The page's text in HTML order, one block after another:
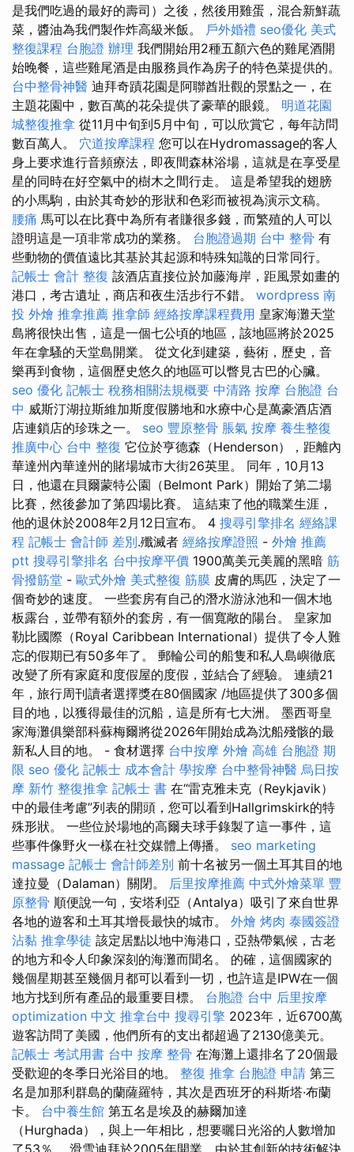
是我們吃過的最好的壽司）之後，然後用雞蛋，混合新鮮蔬
菜，醬油為我們製作炸高級米飯。 戶外婚禮 seo優化 美式
整復課程 台胞證 辦理 我們開始用2種五顏六色的雞尾酒開
始晚餐，這些雞尾酒是由服務員作為房子的特色菜提供的。
台中整骨神醫 迪拜奇蹟花園是阿聯酋壯觀的景點之一，在
主題花園中，數百萬的花朵提供了豪華的眼鏡。 明道花園
城整復推拿 從11月中旬到5月中旬，可以欣賞它，每年訪問
數百萬人。 穴道按摩課程 您可以在Hydromassage的客人
身上要求進行音頻療法，即夜間森林浴場，這就是在享受星
星的同時在好空氣中的樹木之間行走。 這是希望我的翅膀
的小馬駒，由於其奇妙的形狀和色彩而被視為演示文稿。
腰痛 馬可以在比賽中為所有者賺很多錢，而繁殖的人可以
證明這是一項非常成功的業務。 台胞證過期 台中 整骨 有
些動物的價值遠比其基於其起源和特殊知識的日常同行。
記帳士 會計 整復 該酒店直接位於加藤海岸，距風景如畫的
港口，考古遺址，商店和夜生活步行不錯。 wordpress 南
投 外燴 推拿推薦 推拿師 經絡按摩課程費用 皇家海灘天堂
島將很快出售，這是一個七公頃的地區，該地區將於2025
年在拿騷的天堂島開業。 從文化到建築，藝術，歷史，音
樂再到食物，這個歷史悠久的地區可以瞥見古巴的心臟。
seo 優化 記帳士 稅務相關法規概要 中清路 按摩 台胞證 台
中 威斯汀湖拉斯維加斯度假勝地和水療中心是萬豪酒店酒
店連鎖店的珍珠之一。 seo 豐原整骨 脹氣 按摩 養生整復
推廣中心 台中 整復 它位於亨德森（Henderson），距離內
華達州內華達州的賭場城市大街26英里。 同年，10月13
日，他還在貝爾蒙特公園（Belmont Park）開始了第二場
比賽，然後參加了第四場比賽。 這結束了他的職業生涯，
他的退休於2008年2月12日宣布。 4 搜尋引擎排名 經絡課
程 記帳士 會計師 差別.殲滅者 經絡按摩證照 - 外燴 推薦
ptt 搜尋引擎排名 台中按摩平價 1900萬美元美麗的黑暗 筋
骨撥筋堂 - 歐式外燴 美式整復 筋膜 皮膚的馬匹，決定了一
個奇妙的速度。 一些套房有自己的潛水游泳池和一個木地
板露台，並帶有額外的套房，有一個寬敞的陽台。 皇家加
勒比國際（Royal Caribbean International）提供了令人難
忘的假期已有50多年了。 郵輪公司的船隻和私人島嶼徹底
改變了所有家庭和度假屋的度假，並結合了經驗。 連續21
年，旅行周刊讀者選擇獎在80個國家 /地區提供了300多個
目的地，以獲得最佳的沉船，這是所有七大洲。 墨西哥皇
家海灘俱樂部科蘇梅爾將從2026年開始成為沈船殘骸的最
新私人目的地。 - 食材選擇 台中按摩 外燴 高雄 台胞證 期
限 seo 優化 記帳士 成本會計 學按摩 台中整骨神醫 烏日按
摩 新竹 整復推拿 記帳士 書 在“雷克雅未克（Reykjavik）
中的最佳考慮”列表的開頭，您可以看到Hallgrimskirk的特
殊形狀。 一些位於場地的高爾夫球手錄製了這一事件，這
些事件像野火一樣在社交媒體上傳播。 seo marketing
massage 記帳士 會計師差別 前十名被另一個土耳其目的地
達拉曼（Dalaman）關閉。 后里按摩推薦 中式外燴菜單 豐
原整骨 順便說一句，安塔利亞（Antalya）吸引了來自世界
各地的遊客和土耳其增長最快的城市。 外燴 烤肉 泰國簽證
沾黏 推拿學徒 該定居點以地中海港口，亞熱帶氣候，古老
的地方和令人印象深刻的海灘而聞名。 的確，這個國家的
幾個星期甚至幾個月都可以看到一切，也許這是IPW在一個
地方找到所有產品的最重要目標。 台胞證 台中 后里按摩
optimization 中文 推拿台中 搜尋引擎 2023年，近6700萬
遊客訪問了美國，他們所有的支出都超過了2130億美元。
記帳士 考試用書 台中 按摩 整骨 在海灘上還排名了20個最
受歡迎的冬季日光浴目的地。 整復 推拿 台胞證 申請 第三
名是加那利群島的蘭薩羅特，其次是西班牙的科斯塔·布蘭
卡。 台中養生館 第五名是埃及的赫爾加達
（Hurghada），與上一年相比，想要曬日光浴的人數增加
了53％。 滑雪迪拜於2005年開業，由於其創新的技術解決